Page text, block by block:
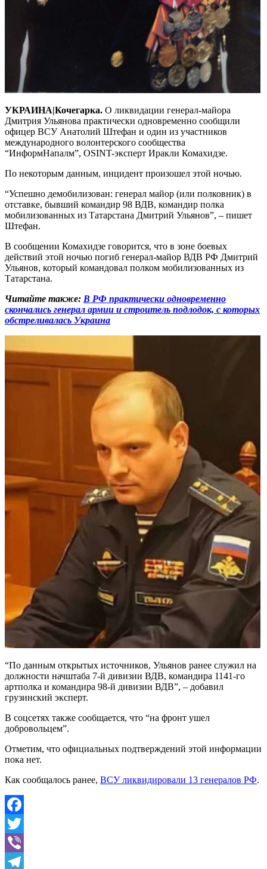
УКРАИНА|Кочегарка. О ликвидации генерал-майора
Дмитрия Ульянова практически одновременно сообщили
офицер ВСУ Анатолий Штефан и один из участников
международного волонтерского сообщества
“ИнформНапалм”, OSINT-эксперт Иракли Комахидзе.
По некоторым данным, инцидент произошел этой ночью.
“Успешно демобилизован: генерал майор (или полковник) в
отставке, бывший командир 98 ВДВ, командир полка
мобилизованных из Татарстана Дмитрий Ульянов”, – пишет
Штефан.
В сообщении Комахидзе говорится, что в зоне боевых
действий этой ночью погиб генерал-майор ВДВ РФ Дмитрий
Ульянов, который командовал полком мобилизованных из
Татарстана.
Читайте также: В РФ практически одновременно
скончались генерал армии и строитель подлодок, с которых
обстреливалась Украина
“По данным открытых источников, Ульянов ранее служил на
должности начштаба 7-й дивизии ВДВ, командира 1141-го
артполка и командира 98-й дивизии ВДВ”, – добавил
грузинский эксперт.
В соцсетях также сообщается, что “на фронт ушел
добровольцем”.
Отметим, что официальных подтверждений этой информации
пока нет.
Как сообщалось ранее, ВСУ ликвидировали 13 генералов РФ.
Facebook
Twitter
Viber